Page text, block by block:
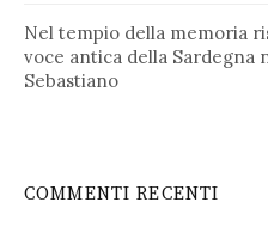
Nel tempio della memoria
voce antica della Sardegna
Sebastiano
COMMENTI RECENTI